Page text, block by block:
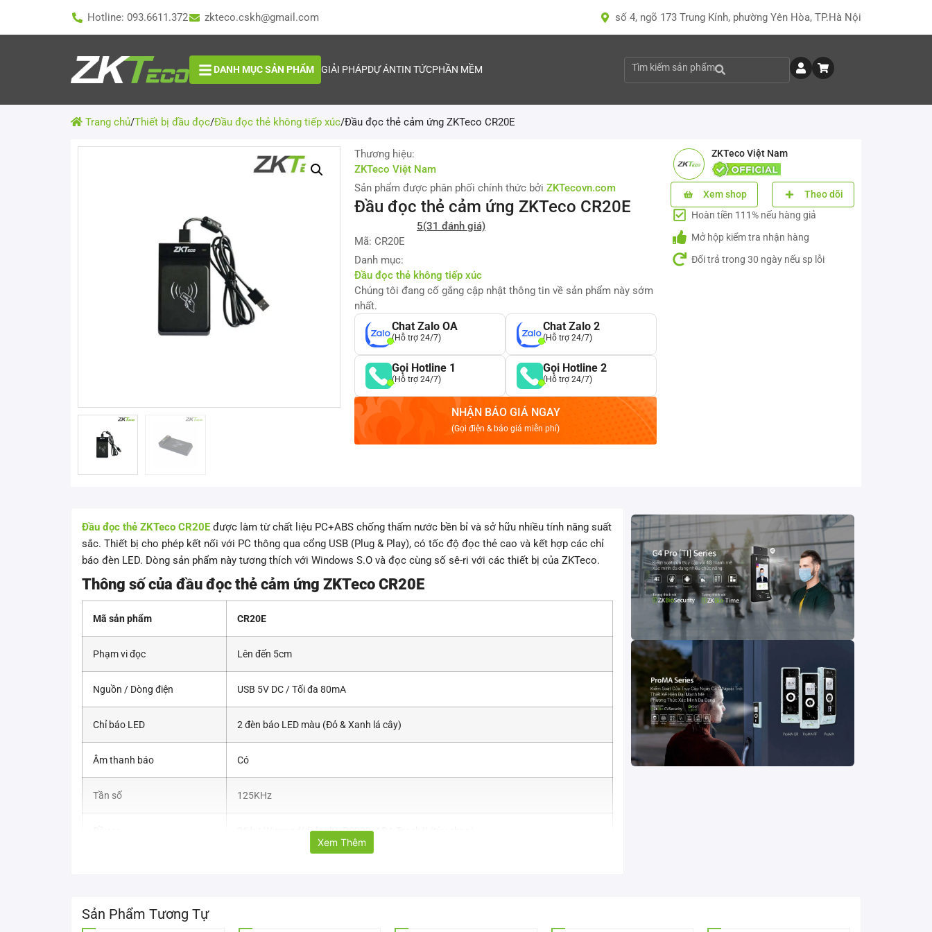
Hotline: 093.6611.372 zkteco.cskh@gmail.com số 4, ngõ 173 Trung Kính, phường Yên Hòa, TP.Hà Nội
DANH MỤC SẢN PHẨM GIẢI PHÁPDỰ ÁNTIN TỨCPHẦN MỀM Tìm kiếm sản phẩm
Trang chủ/Thiết bị đầu đọc/Đầu đọc thẻ không tiếp xúc/Đầu đọc thẻ cảm ứng ZKTeco CR20E
Thương hiệu:
ZKTeco Việt Nam
Sản phẩm được phân phối chính thức bởi ZKTecovn.com
Đầu đọc thẻ cảm ứng ZKTeco CR20E
5(31 đánh giá)
Mã: CR20E
Danh mục:
Đầu đọc thẻ không tiếp xúc
Chúng tôi đang cố gắng cập nhật thông tin về sản phẩm này sớm
nhất.
Chat Zalo OA
(Hỗ trợ 24/7)
Chat Zalo 2
(Hỗ trợ 24/7)
Gọi Hotline 1
(Hỗ trợ 24/7)
Gọi Hotline 2
(Hỗ trợ 24/7)
NHẬN BÁO GIÁ NGAY
(Gọi điện & báo giá miễn phí)
ZKTeco Việt Nam
Xem shop
Theo dõi
Hoàn tiền 111% nếu hàng giả
Mở hộp kiểm tra nhận hàng
Đổi trả trong 30 ngày nếu sp lỗi
Đầu đọc thẻ ZKTeco CR20Eđược làm từ chất liệu PC+ABS chống thấm nước bền bỉ và sở hữu nhiều tính năng suất
sắc. Thiết bị cho phép kết nối với PC thông qua cổng USB (Plug & Play), có tốc độ đọc thẻ cao và kết hợp các chỉ
báo đèn LED. Dòng sản phẩm này tương thích với Windows S.O và đọc cùng số sê-ri với các thiết bị của ZKTeco.
Thông số của đầu đọc thẻ cảm ứng ZKTeco CR20E
Mã sản phẩm CR20E
Phạm vi đọc Lên đến 5cm
Nguồn / Dòng điện USB 5V DC / Tối đa 80mA
Chỉ báo LED 2 đèn báo LED màu (Đỏ & Xanh lá cây)
Âm thanh báo Có
Tần số 125KHz
26 bit Wiegand(default), RS232, ABA Track II (tùy chọn)
Xem Thêm
Sản Phẩm Tương Tự